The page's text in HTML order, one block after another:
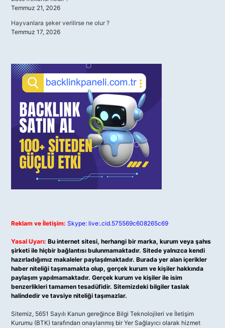
Temmuz 21, 2026
Hayvanlara şeker verilirse ne olur ?
Temmuz 17, 2026
Reklam ve İletişim: Skype: live:.cid.575569c608265c69
Yasal Uyarı: Bu internet sitesi, herhangi bir marka, kurum veya şahıs
şirketi ile hiçbir bağlantısı bulunmamaktadır. Sitede yalnızca kendi
hazırladığımız makaleler paylaşılmaktadır. Burada yer alan içerikler
haber niteliği taşımamakta olup, gerçek kurum ve kişiler hakkında
paylaşım yapılmamaktadır. Gerçek kurum ve kişiler ile isim
benzerlikleri tamamen tesadüfidir. Sitemizdeki bilgiler taslak
halindedir ve tavsiye niteliği taşımazlar.
Sitemiz, 5651 Sayılı Kanun gereğince Bilgi Teknolojileri ve İletişim
Kurumu (BTK) tarafından onaylanmış bir Yer Sağlayıcı olarak hizmet